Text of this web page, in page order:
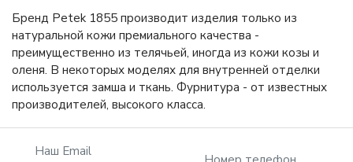
Наш Email
Бренд Petek 1855 производит изделия только из
натуральной кожи премиального качества -
преимущественно из телячьей, иногда из кожи козы и
оленя. В некоторых моделях для внутренней отделки
используется замша и ткань. Фурнитура - от известных
производителей, высокого класса.